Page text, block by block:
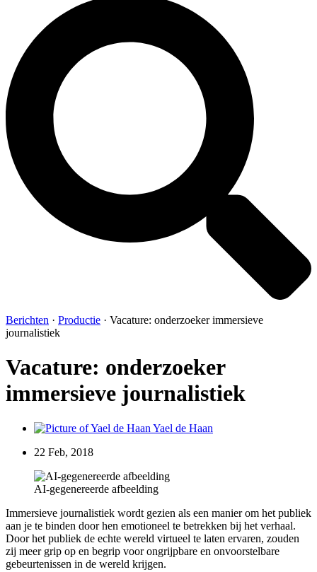
Berichten · Productie · Vacature: onderzoeker immersieve
journalistiek
Vacature: onderzoeker
immersieve journalistiek
Yael de Haan
22 Feb, 2018
AI-gegenereerde afbeelding
Immersieve journalistiek wordt gezien als een manier om het publiek
aan je te binden door hen emotioneel te betrekken bij het verhaal.
Door het publiek de echte wereld virtueel te laten ervaren, zouden
zij meer grip op en begrip voor ongrijpbare en onvoorstelbare
gebeurtenissen in de wereld krijgen.